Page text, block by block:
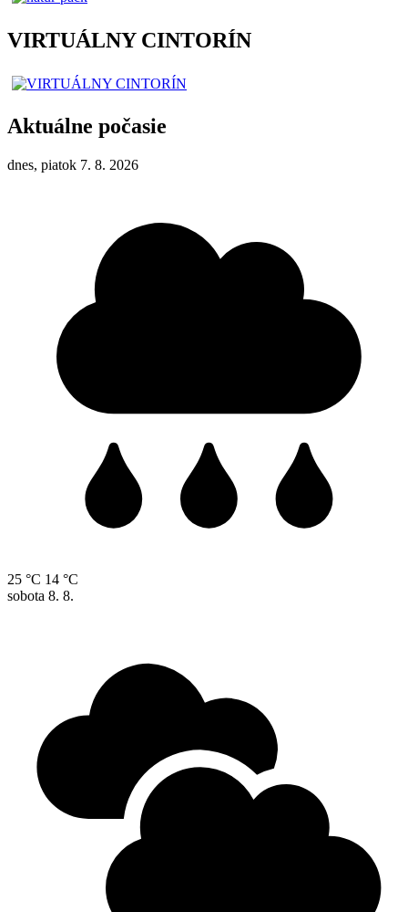
VIRTUÁLNY CINTORÍN
Aktuálne počasie
dnes, piatok 7. 8. 2026
25 °C 14 °C
sobota 8. 8.